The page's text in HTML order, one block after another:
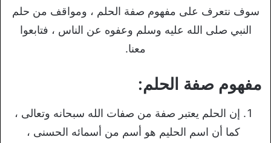
سوف نتعرف على مفهوم صفة الحلم ، ومواقف من حلم
النبي صلى الله عليه وسلم وعفوه عن الناس ، فتابعوا
معنا.
مفهوم صفة الحلم:
إن الحلم يعتبر صفة من صفات الله سبحانه وتعالى ،
كما أن اسم الحليم هو أسم من أسمائه الحسنى ،